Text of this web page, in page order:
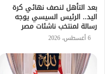
بعد التأهل لنصف نهائي كرة
اليد.. الرئيس السيسي يوجه
رسالة لمنتخب ناشئات مصر
6 أغسطس، 2026